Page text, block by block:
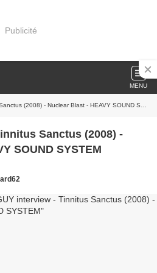
Publicité
MENU
(2008) - Nuclear Blast - HEAVY SOUND SYSTEM
Sanctus (2008) -
SOUND SYSTEM